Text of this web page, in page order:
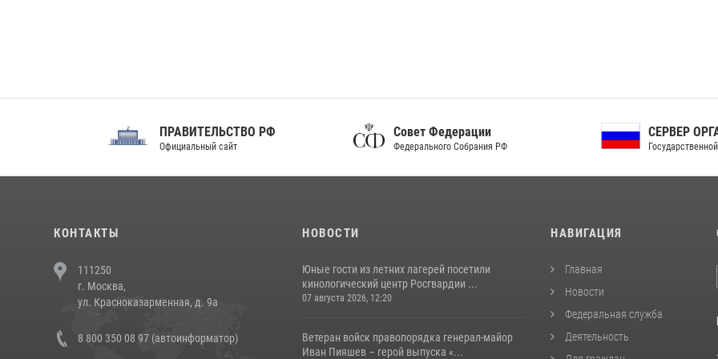
ПРАВИТЕЛЬСТВО РФ
Официальный сайт
Совет Федерации
Федерального Собрания РФ
СЕРВЕР ОРГАНОВ
Государственной власти РФ
КОНТАКТЫ
111250
г. Москва,
ул. Красноказарменная, д. 9а
8 800 350 08 97 (автоинформатор)
НОВОСТИ
Юные гости из летних лагерей посетили
кинологический центр Росгвардии ...
07 августа 2026, 12:20
Ветеран войск правопорядка генерал-майор
Иван Пияшев – герой выпуска «...
НАВИГАЦИЯ
Главная
Новости
Федеральная служба
Деятельность